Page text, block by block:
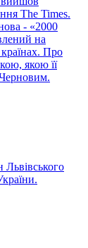
The Times.
- «2000
на
Про
якою її
Львівського